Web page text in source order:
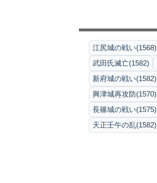
江尻城の戦い(1568)
武田氏滅亡(1582)
新府城の戦い(1582)
興津城再攻防(1570)
長篠城の戦い(1575)
天正壬午の乱(1582)